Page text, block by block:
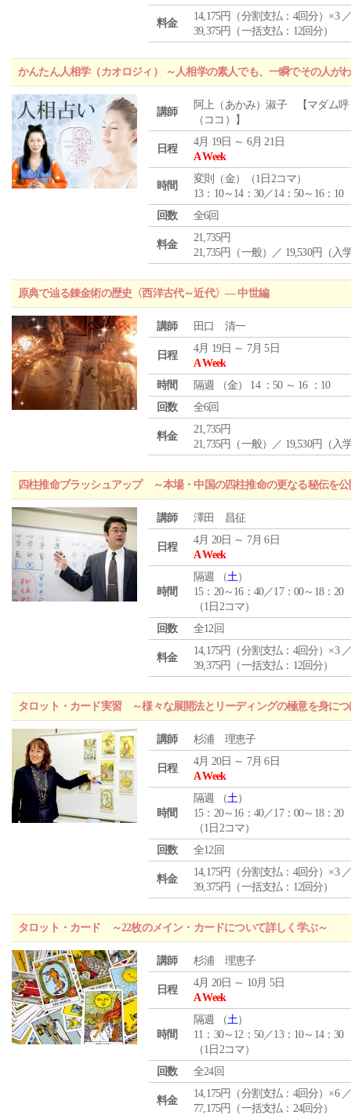
料金
14,175円（分割支払：4回分）×3
39,375円（一括支払：12回分）
かんたん人相学（カオロジィ） ～人相学の素人でも、一瞬でその人が
講師
阿上（あかみ）淑子 【マダム呼
（ココ）】
日程
4月 19日 ～ 6月 21日
A Week
時間
変則（金）（1日2コマ）
13：10～14：30／14：50～16：10
回数
全6回
料金
21,735円
21,735円（一般）／ 19,530円（入
原典で辿る錬金術の歴史〈西洋古代～近代〉― 中世編
講師 田口 清一
日程
4月 19日 ～ 7月 5日
A Week
時間
隔週 （金） 14 ：50 ～ 16 ：10
回数
全6回
料金
21,735円
21,735円（一般）／ 19,530円（入
四柱推命ブラッシュアップ ～本場・中国の四柱推命の更なる秘伝を
講師 澤田 昌征
日程
4月 20日 ～ 7月 6日
A Week
時間
隔週 （土）
15：20～16：40／17：00～18：20
（1日2コマ）
回数
全12回
料金
14,175円（分割支払：4回分）×3
39,375円（一括支払：12回分）
タロット・カード実習 ～様々な展開法とリーディングの極意を身につ
講師 杉浦 理恵子
日程
4月 20日 ～ 7月 6日
A Week
時間
隔週 （土）
15：20～16：40／17：00～18：20
（1日2コマ）
回数
全12回
料金
14,175円（分割支払：4回分）×3
39,375円（一括支払：12回分）
タロット・カード ～22枚のメイン・カードについて詳しく学ぶ～
講師 杉浦 理恵子
日程
4月 20日 ～ 10月 5日
A Week
時間
隔週 （土）
11：30～12：50／13：10～14：30
（1日2コマ）
回数
全24回
料金
14,175円（分割支払：4回分）×6
77,175円（一括支払：24回分）